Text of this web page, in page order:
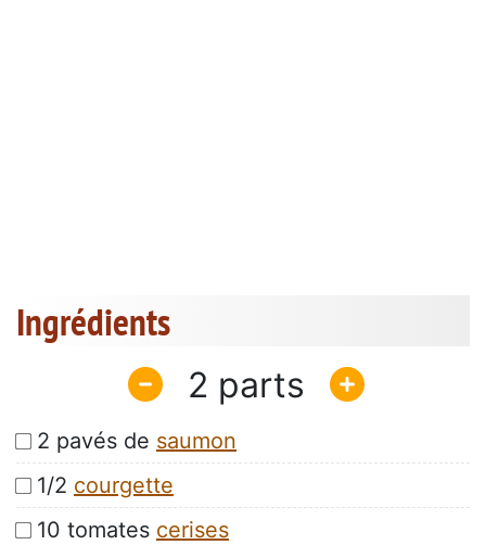
Ingrédients
2
2 pavés de saumon
1/2 courgette
10 tomates cerises